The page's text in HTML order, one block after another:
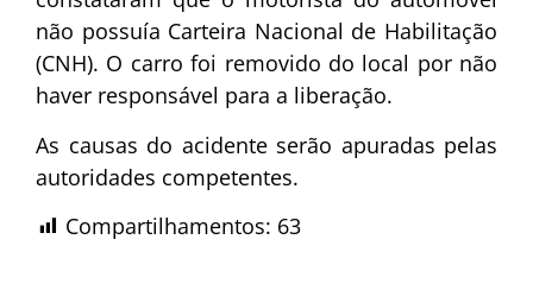
não possuía Carteira Nacional de Habilitação
(CNH). O carro foi removido do local por não
haver responsável para a liberação.
As causas do acidente serão apuradas pelas
autoridades competentes.
Compartilhamentos: 63